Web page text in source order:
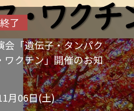
終了
会「遺伝子・タンパク
ワクチン」開催のお知
月06日(土)